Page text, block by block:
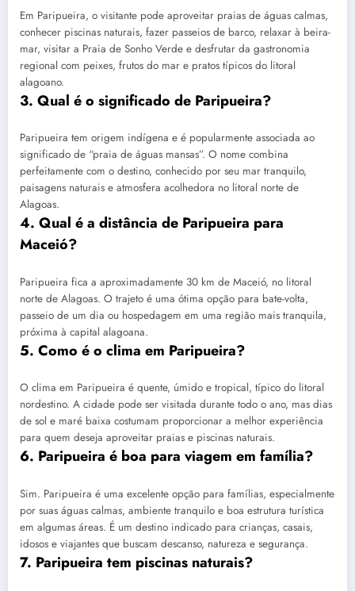
Em Paripueira, o visitante pode aproveitar praias de águas calmas,
conhecer piscinas naturais, fazer passeios de barco, relaxar à beira-
mar, visitar a Praia de Sonho Verde e desfrutar da gastronomia
regional com peixes, frutos do mar e pratos típicos do litoral
alagoano.
3. Qual é o significado de Paripueira?
Paripueira tem origem indígena e é popularmente associada ao
significado de “praia de águas mansas”. O nome combina
perfeitamente com o destino, conhecido por seu mar tranquilo,
paisagens naturais e atmosfera acolhedora no litoral norte de
Alagoas.
4. Qual é a distância de Paripueira para
Maceió?
Paripueira fica a aproximadamente 30 km de Maceió, no litoral
norte de Alagoas. O trajeto é uma ótima opção para bate-volta,
passeio de um dia ou hospedagem em uma região mais tranquila,
próxima à capital alagoana.
5. Como é o clima em Paripueira?
O clima em Paripueira é quente, úmido e tropical, típico do litoral
nordestino. A cidade pode ser visitada durante todo o ano, mas dias
de sol e maré baixa costumam proporcionar a melhor experiência
para quem deseja aproveitar praias e piscinas naturais.
6. Paripueira é boa para viagem em família?
Sim. Paripueira é uma excelente opção para famílias, especialmente
por suas águas calmas, ambiente tranquilo e boa estrutura turística
em algumas áreas. É um destino indicado para crianças, casais,
idosos e viajantes que buscam descanso, natureza e segurança.
7. Paripueira tem piscinas naturais?